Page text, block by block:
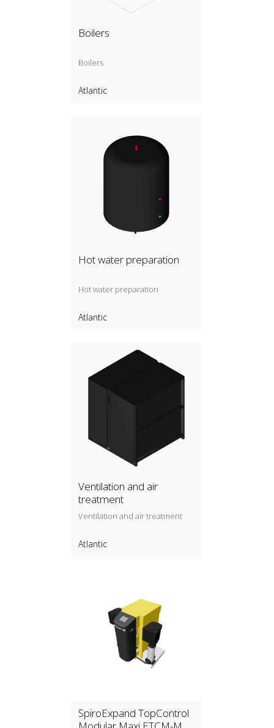
Boilers
Boilers
Atlantic
Hot water preparation
Hot water preparation
Atlantic
Ventilation and air
treatment
Ventilation and air treatment
Atlantic
SpiroExpand TopControl